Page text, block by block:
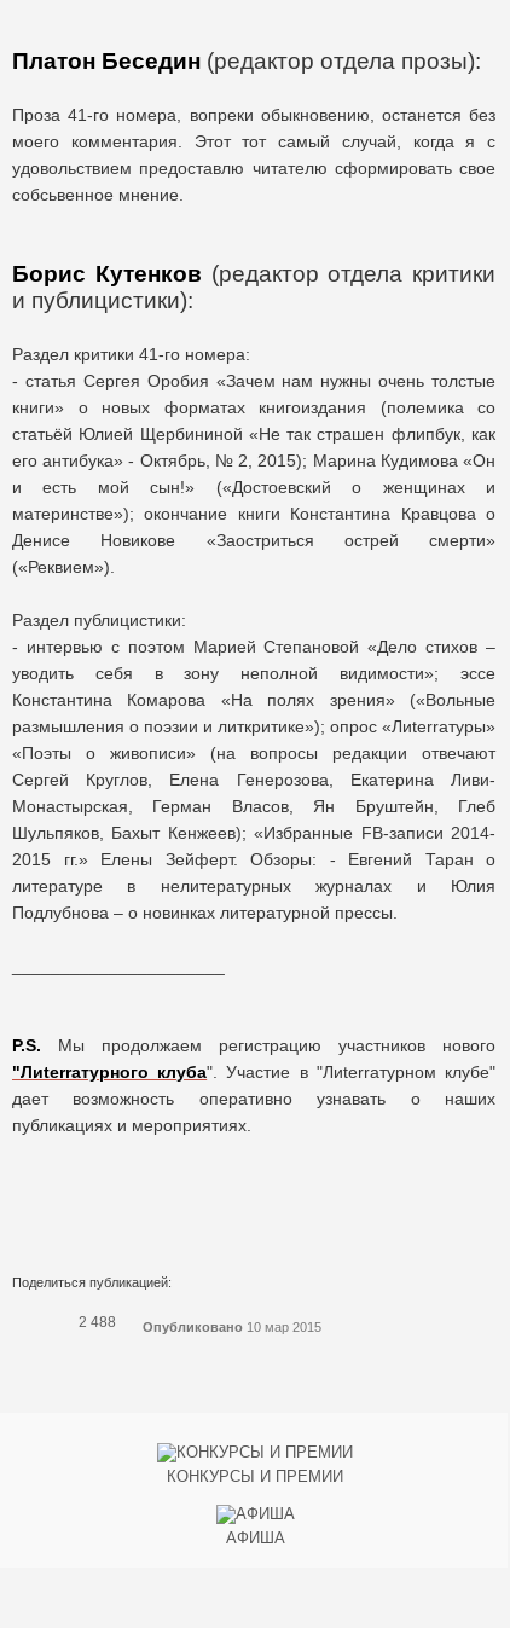
Платон Беседин (редактор отдела прозы):
Проза 41-го номера, вопреки обыкновению, останется без
моего комментария. Этот тот самый случай, когда я с
удовольствием предоставлю читателю сформировать свое
собсьвенное мнение.
Борис Кутенков (редактор отдела критики
и публицистики):
Раздел критики 41-го номера:
- статья Сергея Оробия «Зачем нам нужны очень толстые
книги» о новых форматах книгоиздания (полемика со
статьёй Юлией Щербининой «Не так страшен флипбук, как
его антибука» - Октябрь, № 2, 2015); Марина Кудимова «Он
и есть мой сын!» («Достоевский о женщинах и
материнстве»); окончание книги Константина Кравцова о
Денисе Новикове «Заостриться острей смерти»
(«Реквием»).
Раздел публицистики:
- интервью с поэтом Марией Степановой «Дело стихов –
уводить себя в зону неполной видимости»; эссе
Константина Комарова «На полях зрения» («Вольные
размышления о поэзии и литкритике»); опрос «Лиterraтуры»
«Поэты о живописи» (на вопросы редакции отвечают
Сергей Круглов, Елена Генерозова, Екатерина Ливи-
Монастырская, Герман Власов, Ян Бруштейн, Глеб
Шульпяков, Бахыт Кенжеев); «Избранные FB-записи 2014-
2015 гг.» Елены Зейферт. Обзоры: - Евгений Таран о
литературе в нелитературных журналах и Юлия
Подлубнова – о новинках литературной прессы.
P.S. Мы продолжаем регистрацию участников нового
"Лиterraтурного клуба". Участие в "Лиterraтурном клубе"
дает возможность оперативно узнавать о наших
публикациях и мероприятиях.
Поделиться публикацией:
2 488 Опубликовано 10 мар 2015
КОНКУРСЫ И ПРЕМИИ
АФИША